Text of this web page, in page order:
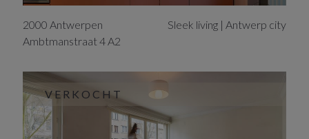
2000 Antwerpen
Ambtmanstraat 4A2
Sleek living | Antwerp city
VERKOCHT